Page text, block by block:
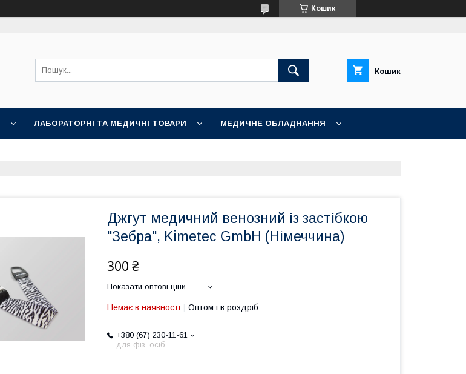
Кошик
Кошик
ЛАБОРАТОРНІ ТА МЕДИЧНІ ТОВАРИ МЕДИЧНЕ ОБЛАДНАННЯ
Джгут медичний венозний із застібкою
"Зебра", Kimetec GmbH (Німеччина)
300 ₴
Показати оптові ціни
Немає в наявності Оптом і в роздріб
+380 (67) 230-11-61
для фіз. осіб